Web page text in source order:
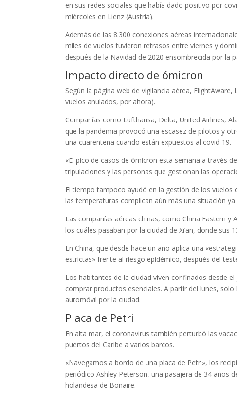
en sus redes sociales que había dado positivo por
miércoles en Lienz (Austria).
Además de las 8.300 conexiones aéreas
miles de vuelos tuvieron retrasos entre viernes y
después de la Navidad de 2020 ensombrecida por la
Impacto directo de ómicron
Según la página web de vigilancia aérea,
vuelos anulados, por ahora).
Compañías como Lufthansa, Delta, United Airlines,
que la pandemia provocó una escasez de pilotos y
una cuarentena cuando están expuestos al covid-19.
«El pico de casos de ómicron esta semana a través
tripulaciones y las personas que gestionan las
El tiempo tampoco ayudó en la gestión de los vuelos
las temperaturas complican aún más una situación
Las compañías aéreas chinas, como China Eastern y
los cuáles pasaban por la ciudad de Xi’an, donde
En China, que desde hace un año aplica una
estrictas» frente al riesgo epidémico, después del
Los habitantes de la ciudad viven confinados desde
comprar productos esenciales. A partir del lunes,
automóvil por la ciudad.
Placa de Petri
En alta mar, el coronavirus también perturbó las
puertos del Caribe a varios barcos.
«Navegamos a bordo de una placa de Petri», los
periódico Ashley Peterson, una pasajera de 34 años
holandesa de Bonaire.